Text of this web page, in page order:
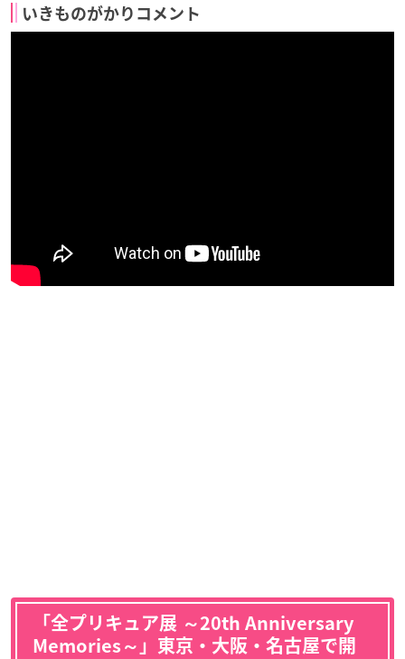
いきものがかりコメント
「全プリキュア展 ～20th Anniversary
Memories～」東京・大阪・名古屋で開